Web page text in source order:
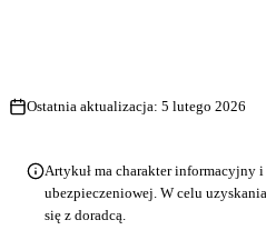
Ostatnia aktualizacja: 5 lutego 2026
Artykuł ma charakter informacyjny
ubezpieczeniowej. W celu
się z doradcą.